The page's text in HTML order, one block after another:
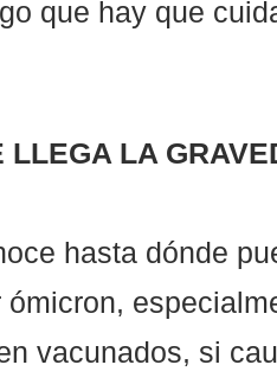
que hay que
LLEGA LA
hasta dónde
vacunados, si